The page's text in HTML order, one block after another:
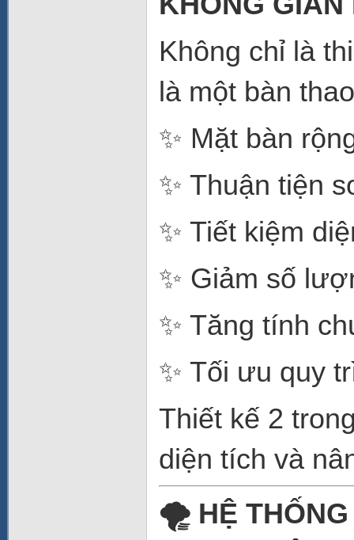
Không chỉ là
là một bàn
✨ Mặt bàn
✨ Thuận tiện
✨ Tiết kiệm
✨ Giảm số
✨ Tăng tính
✨ Tối ưu quy
Thiết kế 2
diện tích và
🌪️ HỆ THỐNG